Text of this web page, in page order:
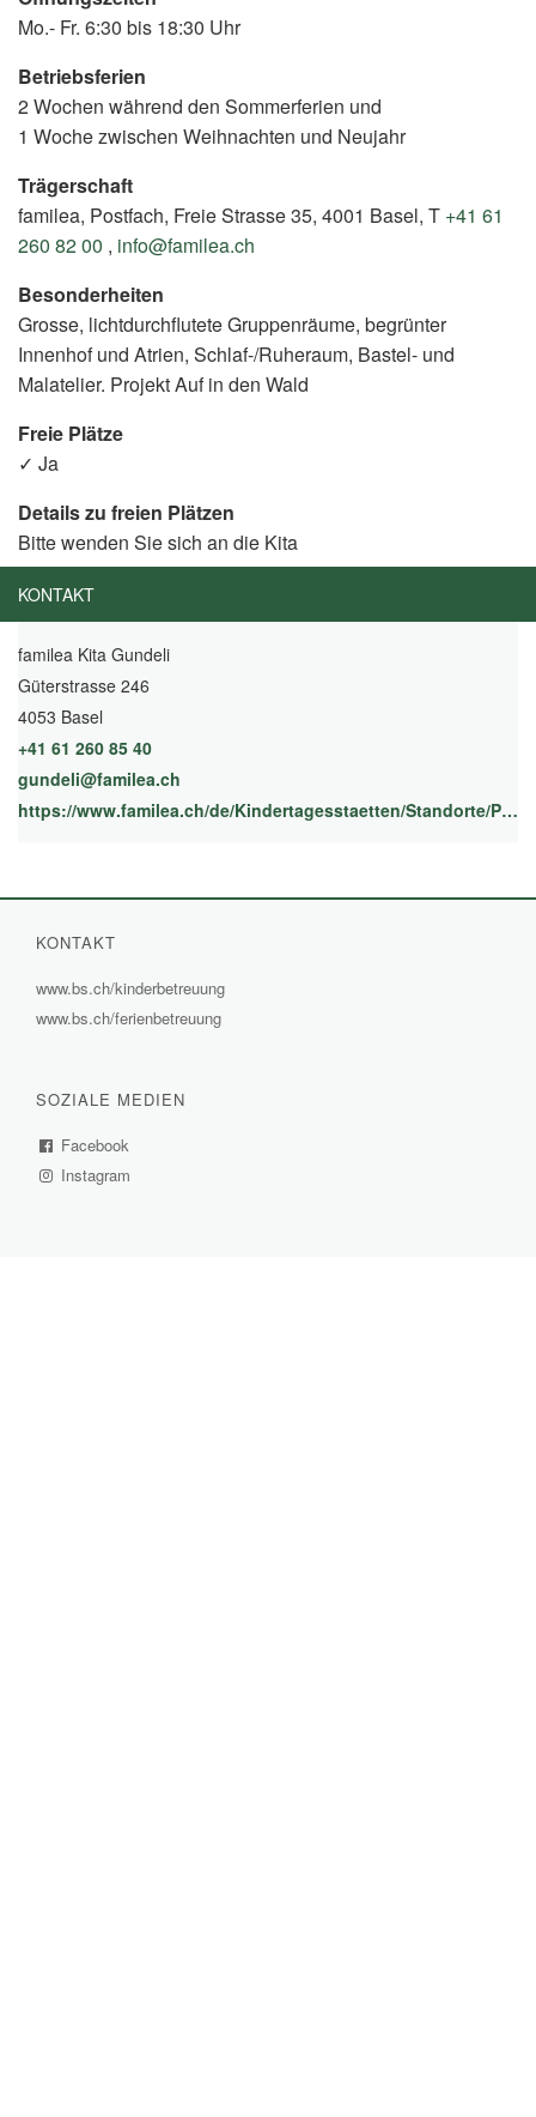
Mo.- Fr. 6:30 bis 18:30 Uhr
Betriebsferien
2 Wochen während den Sommerferien und
1 Woche zwischen Weihnachten und Neujahr
Trägerschaft
familea, Postfach, Freie Strasse 35, 4001 Basel, T +41 61
260 82 00 , info@familea.ch
Besonderheiten
Grosse, lichtdurchflutete Gruppenräume, begrünter
Innenhof und Atrien, Schlaf-/Ruheraum, Bastel- und
Malatelier. Projekt Auf in den Wald
Freie Plätze
✓ Ja
Details zu freien Plätzen
Bitte wenden Sie sich an die Kita
KONTAKT
familea Kita Gundeli
Güterstrasse 246
4053 Basel
+41 61 260 85 40
gundeli@familea.ch
https://www.familea.ch/de/Kindertagesstaetten/Standorte/Private-Kitas/Basel/Kita-Gundeli.php
KONTAKT
www.bs.ch/kinderbetreuung
www.bs.ch/ferienbetreuung
SOZIALE MEDIEN
Facebook
Instagram